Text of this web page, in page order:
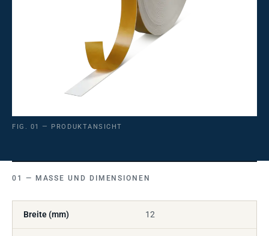
FIG. 01 — PRODUKTANSICHT
MASSE UND DIMENSIONEN
Breite (mm) 12